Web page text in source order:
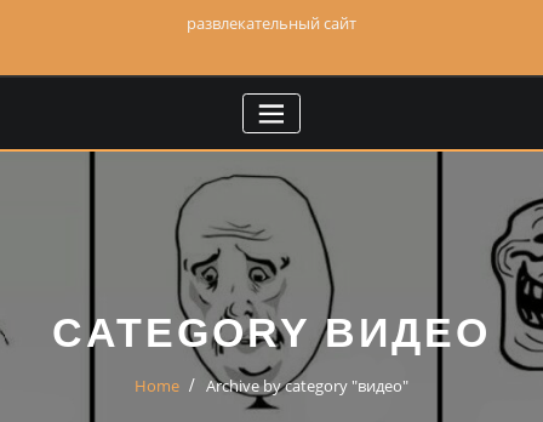
развлекательный сайт
CATEGORY ВИДЕО
Home Archive by category "видео"